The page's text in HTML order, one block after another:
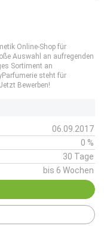
Online-Shop für
Auswahl an aufregenden
Sortiment an
steht für
Bewerben!
06.09.2017
0 %
30 Tage
bis 6 Wochen